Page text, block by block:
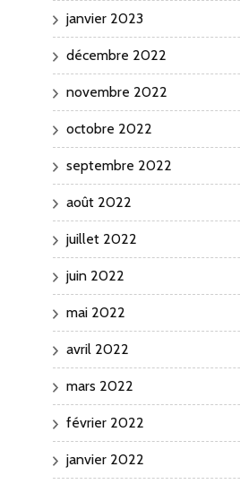
janvier 2023
décembre 2022
novembre 2022
octobre 2022
septembre 2022
août 2022
juillet 2022
juin 2022
mai 2022
avril 2022
mars 2022
février 2022
janvier 2022